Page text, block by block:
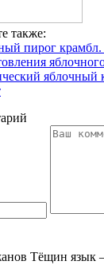
также:
пирог
яблочный